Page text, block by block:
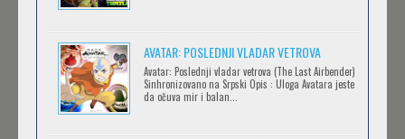
AVANTURE KIDA OPASNOST
Feb 12 2023 |Gledaj »
IPAK SE OKREĆE (GALILEO: EPPUR SI MUOVE)
AVATAR: POSLEDNJI VLADAR VETROVA
Avatar: Poslednji vladar vetrova (The Last Airbender)
Sinhronizovano na Srpski Opis : Uloga Avatara jeste
da očuva mir i balan...